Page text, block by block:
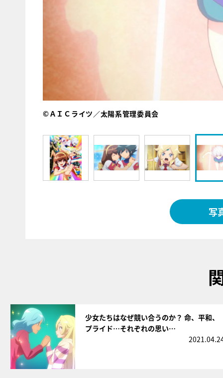
©ＡＩＣライツ／太陽系管理委員会
写
少女たちはなぜ競い合うのか？ 命、平和、
プライド…それぞれの思い…